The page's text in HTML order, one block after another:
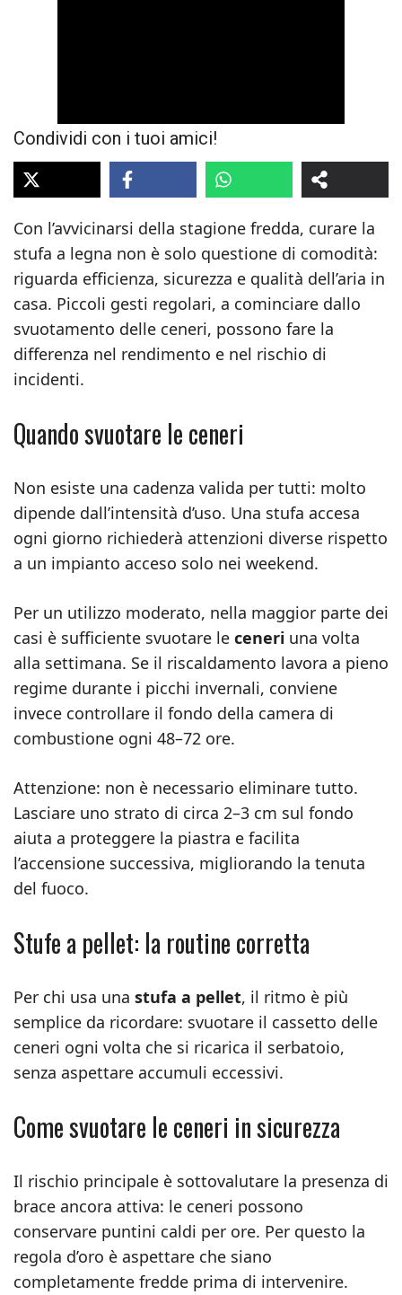
Condividi con i tuoi amici!
Con l’avvicinarsi della stagione fredda, curare la
stufa a legna non è solo questione di comodità:
riguarda efficienza, sicurezza e qualità dell’aria in
casa. Piccoli gesti regolari, a cominciare dallo
svuotamento delle ceneri, possono fare la
differenza nel rendimento e nel rischio di
incidenti.
Quando svuotare le ceneri
Non esiste una cadenza valida per tutti: molto
dipende dall’intensità d’uso. Una stufa accesa
ogni giorno richiederà attenzioni diverse rispetto
a un impianto acceso solo nei weekend.
Per un utilizzo moderato, nella maggior parte dei
casi è sufficiente svuotare le ceneri una volta
alla settimana. Se il riscaldamento lavora a pieno
regime durante i picchi invernali, conviene
invece controllare il fondo della camera di
combustione ogni 48–72 ore.
Attenzione: non è necessario eliminare tutto.
Lasciare uno strato di circa 2–3 cm sul fondo
aiuta a proteggere la piastra e facilita
l’accensione successiva, migliorando la tenuta
del fuoco.
Stufe a pellet: la routine corretta
Per chi usa una stufa a pellet, il ritmo è più
semplice da ricordare: svuotare il cassetto delle
ceneri ogni volta che si ricarica il serbatoio,
senza aspettare accumuli eccessivi.
Come svuotare le ceneri in sicurezza
Il rischio principale è sottovalutare la presenza di
brace ancora attiva: le ceneri possono
conservare puntini caldi per ore. Per questo la
regola d’oro è aspettare che siano
completamente fredde prima di intervenire.